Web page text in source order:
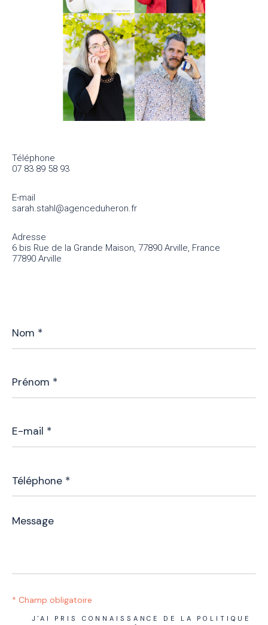
Téléphone
07 83 89 58 93
E-mail
sarah.stahl@agenceduheron.fr
Adresse
6 bis Rue de la Grande Maison, 77890 Arville, France
77890 Arville
*
*
mail
*
*
Message
*
J'AI PRIS CONNAISSANCE DE LA POLITIQUE
* Champ obligatoire